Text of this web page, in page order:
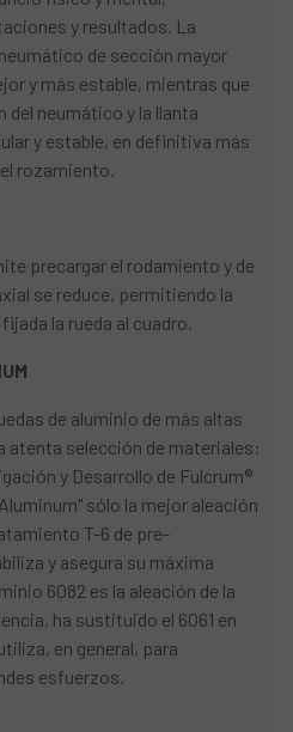
y resultados. La
de sección mayor
y más estable, mientras que
del neumático y la llanta
y estable, en definitiva más
rozamiento.
precargar el rodamiento y de
se reduce, permitiendo la
la rueda al cuadro.
de aluminio de más altas
atenta selección de materiales:
y Desarrollo de Fulcrum®
sólo la mejor aleación
T-6 de pre-
y asegura su máxima
6082 es la aleación de la
ha sustituido el 6061 en
en general, para
esfuerzos.